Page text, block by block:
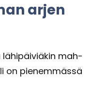
arjen
lä­hi­päi­viä­kin mah­
on pie­nem­mäs­sä